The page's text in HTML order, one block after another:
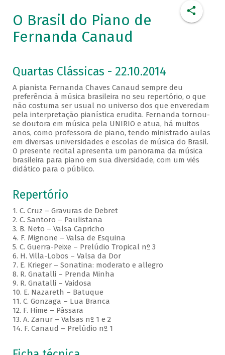
O Brasil do Piano de
Fernanda Canaud
Quartas Clássicas - 22.10.2014
A pianista Fernanda Chaves Canaud sempre deu
preferência à música brasileira no seu repertório, o que
não costuma ser usual no universo dos que enveredam
pela interpretação pianística erudita. Fernanda tornou-
se doutora em música pela UNIRIO e atua, há muitos
anos, como professora de piano, tendo ministrado aulas
em diversas universidades e escolas de música do Brasil.
O presente recital apresenta um panorama da música
brasileira para piano em sua diversidade, com um viés
didático para o público.
Repertório
1. C. Cruz – Gravuras de Debret
2. C. Santoro – Paulistana
3. B. Neto – Valsa Capricho
4. F. Mignone – Valsa de Esquina
5. C. Guerra-Peixe – Prelúdio Tropical nº 3
6. H. Villa-Lobos – Valsa da Dor
7. E. Krieger – Sonatina: moderato e allegro
8. R. Gnatalli – Prenda Minha
9. R. Gnatalli – Vaidosa
10. E. Nazareth – Batuque
11. C. Gonzaga – Lua Branca
12. F. Hime – Pássara
13. A. Zanur – Valsas nº 1 e 2
14. F. Canaud – Prelúdio nº 1